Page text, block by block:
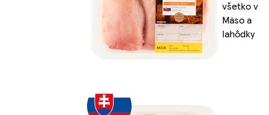
všetko v
Mäso a
lahôdky